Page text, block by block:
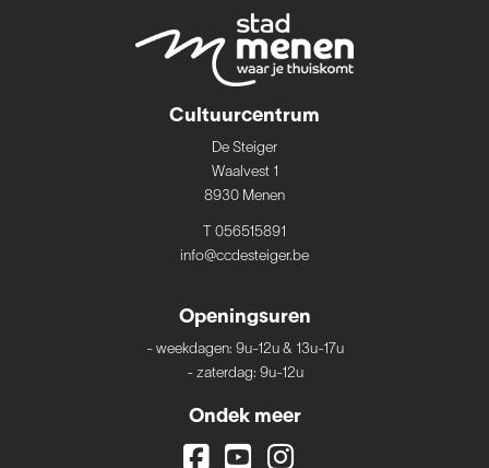
Cultuurcentrum
De Steiger
Waalvest 1
8930 Menen
T 056515891
info@ccdesteiger.be
Openingsuren
- weekdagen: 9u-12u & 13u-17u
- zaterdag: 9u-12u
Ondek meer